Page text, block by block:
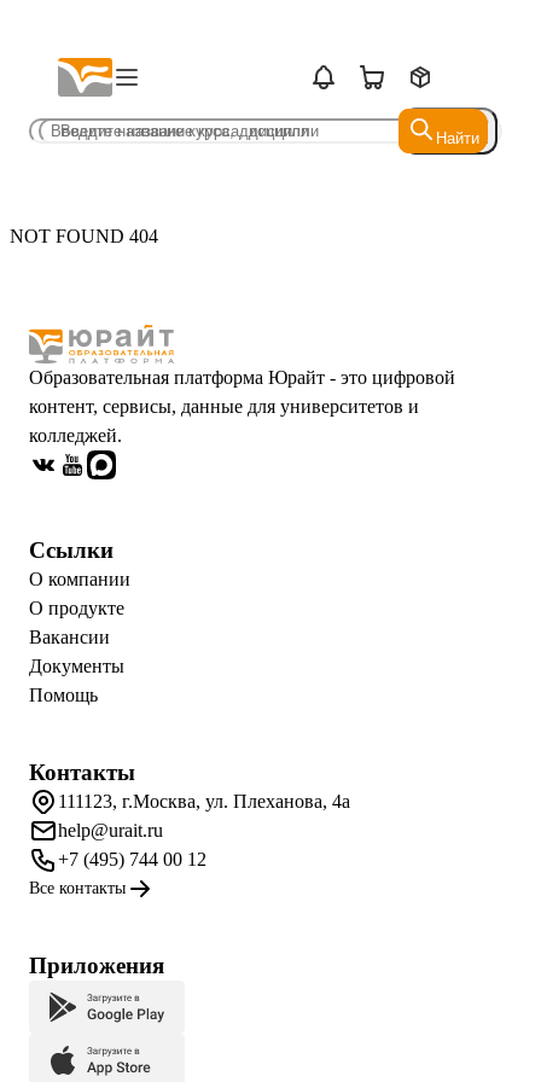
Найти
Найти
NOT FOUND 404
Образовательная платформа Юрайт - это цифровой
контент, сервисы, данные для университетов и
колледжей.
Ссылки
О компании
О продукте
Вакансии
Документы
Помощь
Контакты
111123, г.Москва, ул. Плеханова, 4а
help@urait.ru
+7 (495) 744 00 12
Все контакты
Приложения